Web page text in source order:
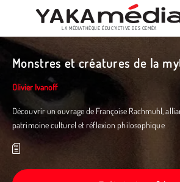
Aller
principal
LA MÉDIATHÈQUE ÉDUC’ACTIVE DES CEMÉA
Monstres et créatures de la
Olivier Ivanoff
Découvrir un ouvrage de Françoise Rachmuhl,
patrimoine culturel et réflexion philosophique